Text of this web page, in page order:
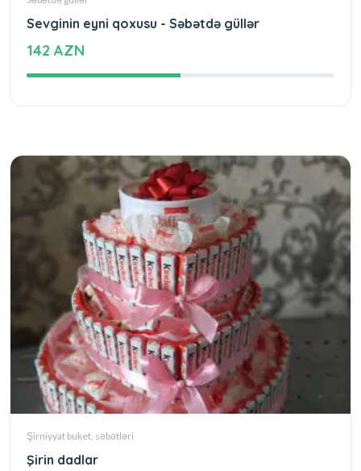
Sevginin eyni qoxusu - Səbətdə güllər
142 AZN
Şirniyyat buket, səbətləri
Şirin dadlar